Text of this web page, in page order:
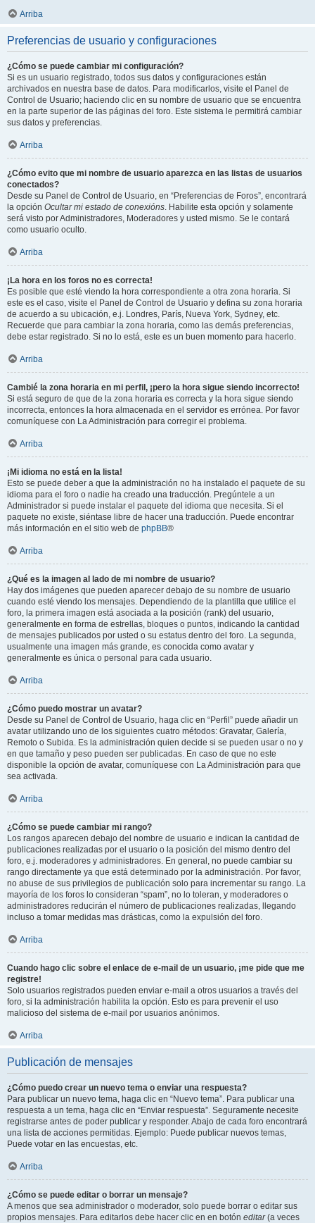
Arriba
Preferencias de usuario y configuraciones
¿Cómo se puede cambiar mi configuración?
Si es un usuario registrado, todos sus datos y configuraciones están
archivados en nuestra base de datos. Para modificarlos, visite el Panel de
Control de Usuario; haciendo clic en su nombre de usuario que se encuentra
en la parte superior de las páginas del foro. Este sistema le permitirá cambiar
sus datos y preferencias.
Arriba
¿Cómo evito que mi nombre de usuario aparezca en las listas de usuarios
conectados?
Desde su Panel de Control de Usuario, en “Preferencias de Foros”, encontrará
la opción Ocultar mi estado de conexións. Habilite esta opción y solamente
será visto por Administradores, Moderadores y usted mismo. Se le contará
como usuario oculto.
Arriba
¡La hora en los foros no es correcta!
Es posible que esté viendo la hora correspondiente a otra zona horaria. Si
este es el caso, visite el Panel de Control de Usuario y defina su zona horaria
de acuerdo a su ubicación, e.j. Londres, París, Nueva York, Sydney, etc.
Recuerde que para cambiar la zona horaria, como las demás preferencias,
debe estar registrado. Si no lo está, este es un buen momento para hacerlo.
Arriba
Cambié la zona horaria en mi perfil, ¡pero la hora sigue siendo incorrecto!
Si está seguro de que de la zona horaria es correcta y la hora sigue siendo
incorrecta, entonces la hora almacenada en el servidor es errónea. Por favor
comuníquese con La Administración para corregir el problema.
Arriba
¡Mi idioma no está en la lista!
Esto se puede deber a que la administración no ha instalado el paquete de su
idioma para el foro o nadie ha creado una traducción. Pregúntele a un
Administrador si puede instalar el paquete del idioma que necesita. Si el
paquete no existe, siéntase libre de hacer una traducción. Puede encontrar
más información en el sitio web de phpBB®
Arriba
¿Qué es la imagen al lado de mi nombre de usuario?
Hay dos imágenes que pueden aparecer debajo de su nombre de usuario
cuando esté viendo los mensajes. Dependiendo de la plantilla que utilice el
foro, la primera imagen está asociada a la posición (rank) del usuario,
generalmente en forma de estrellas, bloques o puntos, indicando la cantidad
de mensajes publicados por usted o su estatus dentro del foro. La segunda,
usualmente una imagen más grande, es conocida como avatar y
generalmente es única o personal para cada usuario.
Arriba
¿Cómo puedo mostrar un avatar?
Desde su Panel de Control de Usuario, haga clic en “Perfil” puede añadir un
avatar utilizando uno de los siguientes cuatro métodos: Gravatar, Galería,
Remoto o Subida. Es la administración quien decide si se pueden usar o no y
en que tamaño y peso pueden ser publicadas. En caso de que no este
disponible la opción de avatar, comuníquese con La Administración para que
sea activada.
Arriba
¿Cómo se puede cambiar mi rango?
Los rangos aparecen debajo del nombre de usuario e indican la cantidad de
publicaciones realizadas por el usuario o la posición del mismo dentro del
foro, e.j. moderadores y administradores. En general, no puede cambiar su
rango directamente ya que está determinado por la administración. Por favor,
no abuse de sus privilegios de publicación solo para incrementar su rango. La
mayoría de los foros lo consideran “spam”, no lo toleran, y moderadores o
administradores reducirán el número de publicaciones realizadas, llegando
incluso a tomar medidas mas drásticas, como la expulsión del foro.
Arriba
Cuando hago clic sobre el enlace de e-mail de un usuario, ¡me pide que me
registre!
Solo usuarios registrados pueden enviar e-mail a otros usuarios a través del
foro, si la administración habilita la opción. Esto es para prevenir el uso
malicioso del sistema de e-mail por usuarios anónimos.
Arriba
Publicación de mensajes
¿Cómo puedo crear un nuevo tema o enviar una respuesta?
Para publicar un nuevo tema, haga clic en “Nuevo tema”. Para publicar una
respuesta a un tema, haga clic en “Enviar respuesta”. Seguramente necesite
registrarse antes de poder publicar y responder. Abajo de cada foro encontrará
una lista de acciones permitidas. Ejemplo: Puede publicar nuevos temas,
Puede votar en las encuestas, etc.
Arriba
¿Cómo se puede editar o borrar un mensaje?
A menos que sea administrador o moderador, solo puede borrar o editar sus
propios mensajes. Para editarlos debe hacer clic en en botón editar(a veces